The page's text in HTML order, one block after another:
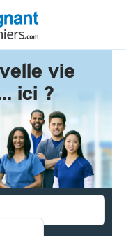
vie
ici ?